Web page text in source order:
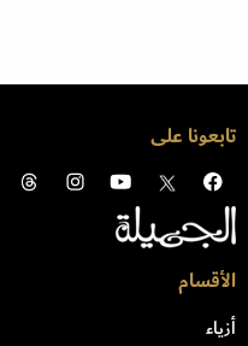
تابعونا على
الأقسام
أزياء